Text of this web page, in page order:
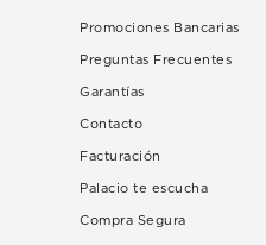
Promociones Bancarias
Preguntas Frecuentes
Garantías
Contacto
Facturación
Palacio te escucha
Compra Segura